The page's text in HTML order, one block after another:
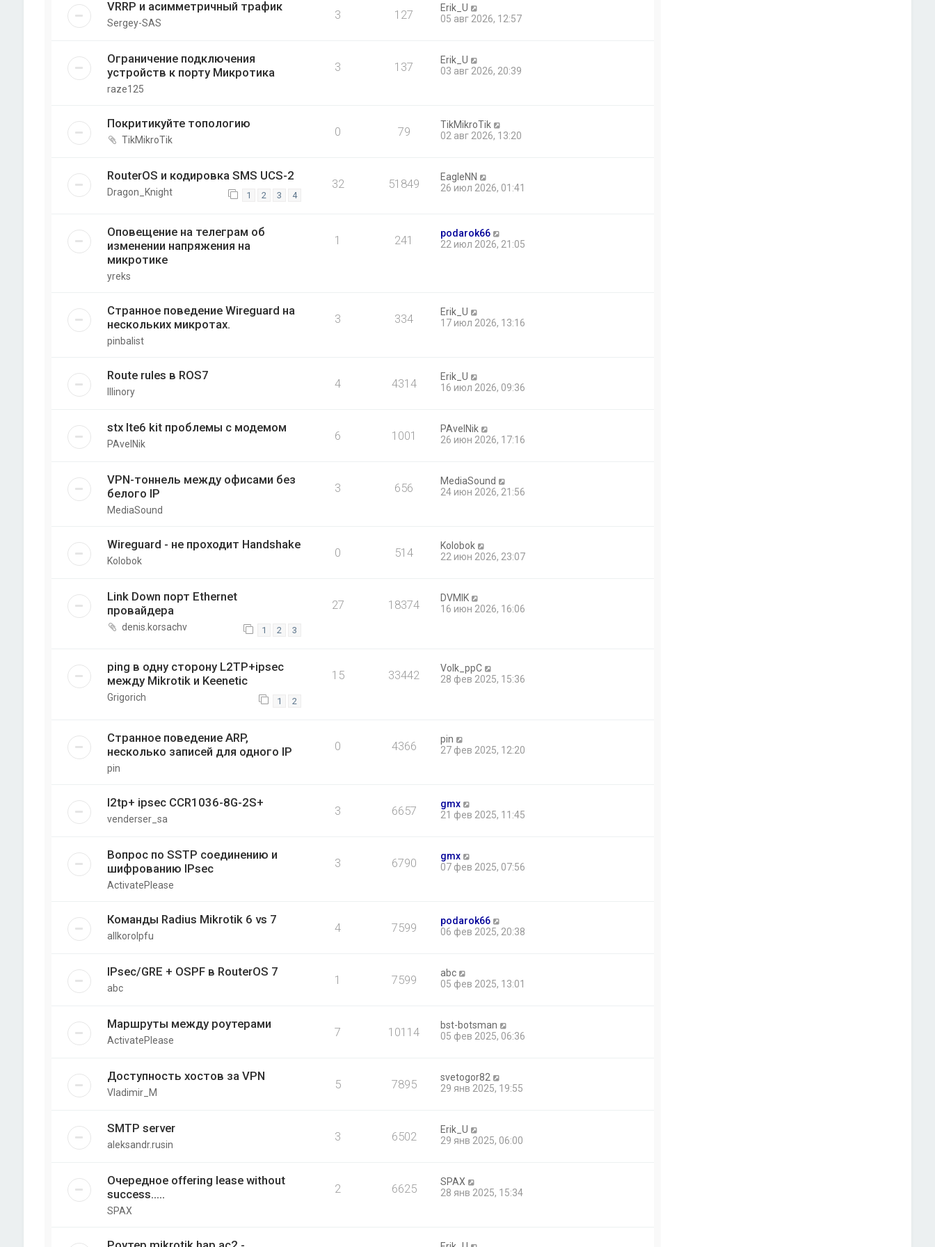
б
ю
м
о
б
ю
VRRP и асимметричный трафик
Sergey-SAS
3 127
Erik_U
05 авг 2026, 12:57
Ограничение подключения
устройств к порту Микротика
raze125
3 137
Erik_U
03 авг 2026, 20:39
Покритикуйте топологию
TikMikroTik
0 79
TikMikroTik
02 авг 2026, 13:20
RouterOS и кодировка SMS UCS-2
Dragon_Knight 1 2 3 4
32 51849
EagleNN
26 июл 2026, 01:41
Оповещение на телеграм об
изменении напряжения на
микротике
yreks
1 241
podarok66
22 июл 2026, 21:05
Странное поведение Wireguard на
нескольких микротах.
pinbalist
3 334
Erik_U
17 июл 2026, 13:16
Route rules в ROS7
Illinory
4 4314
Erik_U
16 июл 2026, 09:36
stx lte6 kit проблемы с модемом
PAvelNik
6 1001
PAvelNik
26 июн 2026, 17:16
VPN-тоннель между офисами без
белого IP
MediaSound
3 656
MediaSound
24 июн 2026, 21:56
Wireguard - не проходит Handshake
Kolobok
0 514
Kolobok
22 июн 2026, 23:07
Link Down порт Ethernet
провайдера
denis.korsachv 1 2 3
27 18374
DVMIK
16 июн 2026, 16:06
ping в одну сторону L2TP+ipsec
между Mikrotik и Keenetic
Grigorich 1 2
15 33442
Volk_ppC
28 фев 2025, 15:36
Странное поведение ARP,
несколько записей для одного IP
pin
0 4366
pin
27 фев 2025, 12:20
l2tp+ ipsec CCR1036-8G-2S+
venderser_sa
3 6657
gmx
21 фев 2025, 11:45
Вопрос по SSTP соединению и
шифрованию IPsec
ActivatePlease
3 6790
gmx
07 фев 2025, 07:56
Команды Radius Mikrotik 6 vs 7
allkorolpfu
4 7599
podarok66
06 фев 2025, 20:38
IPsec/GRE + OSPF в RouterOS 7
abc
1 7599
abc
05 фев 2025, 13:01
Маршруты между роутерами
ActivatePlease
7 10114
bst-botsman
05 фев 2025, 06:36
Доступность хостов за VPN
Vladimir_M
5 7895
svetogor82
29 янв 2025, 19:55
SMTP server
aleksandr.rusin
3 6502
Erik_U
29 янв 2025, 06:00
Очередное offering lease without
success.....
SPAX
2 6625
SPAX
28 янв 2025, 15:34